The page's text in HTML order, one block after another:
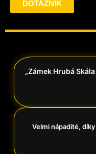
DOTAZNÍK
„Zámek Hrubá
Velmi nápadité,